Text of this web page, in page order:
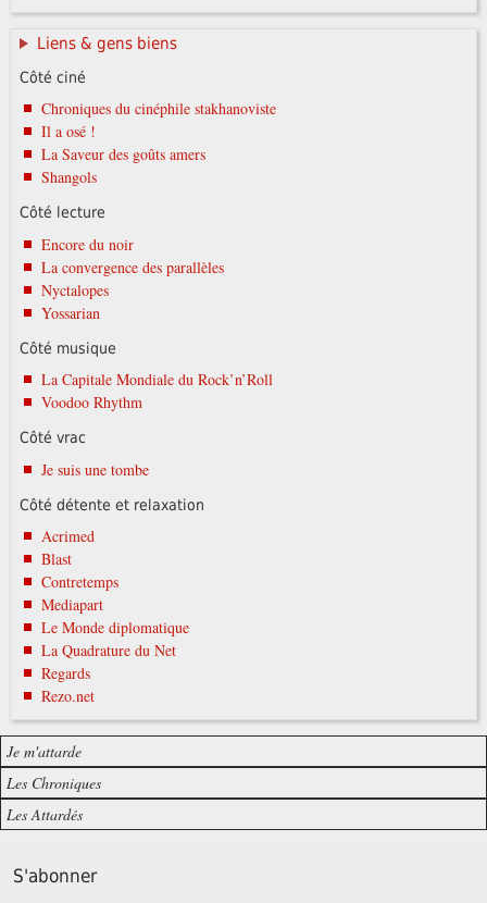
Liens & gens biens
Côté ciné
Chroniques du cinéphile stakhanoviste
Il a osé !
La Saveur des goûts amers
Shangols
Côté lecture
Encore du noir
La convergence des parallèles
Nyctalopes
Yossarian
Côté musique
La Capitale Mondiale du Rock’n’Roll
Voodoo Rhythm
Côté vrac
Je suis une tombe
Côté détente et relaxation
Acrimed
Blast
Contretemps
Mediapart
Le Monde diplomatique
La Quadrature du Net
Regards
Rezo.net
Je m'attarde
Les Chroniques
Les Attardés
S'abonner